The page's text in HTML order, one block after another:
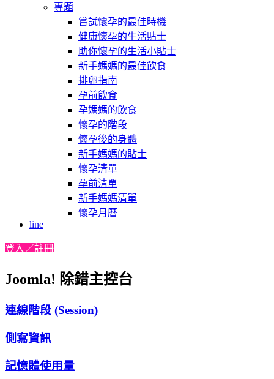
專題
嘗試懷孕的最佳時機
健康懷孕的生活貼士
助你懷孕的生活小貼士
新手媽媽的最佳飲食
排卵指南
孕前飲食
孕媽媽的飲食
懷孕的階段
懷孕後的身體
新手媽媽的貼士
懷孕清單
孕前清單
新手媽媽清單
懷孕月曆
line
登入／註冊
Joomla! 除錯主控台
連線階段 (Session)
側寫資訊
記憶體使用量